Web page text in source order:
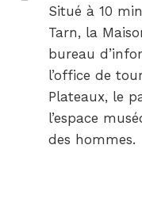
Situé à 10
Tarn, la
bureau
l’office de
Plateaux, le
l’espace
des hommes.